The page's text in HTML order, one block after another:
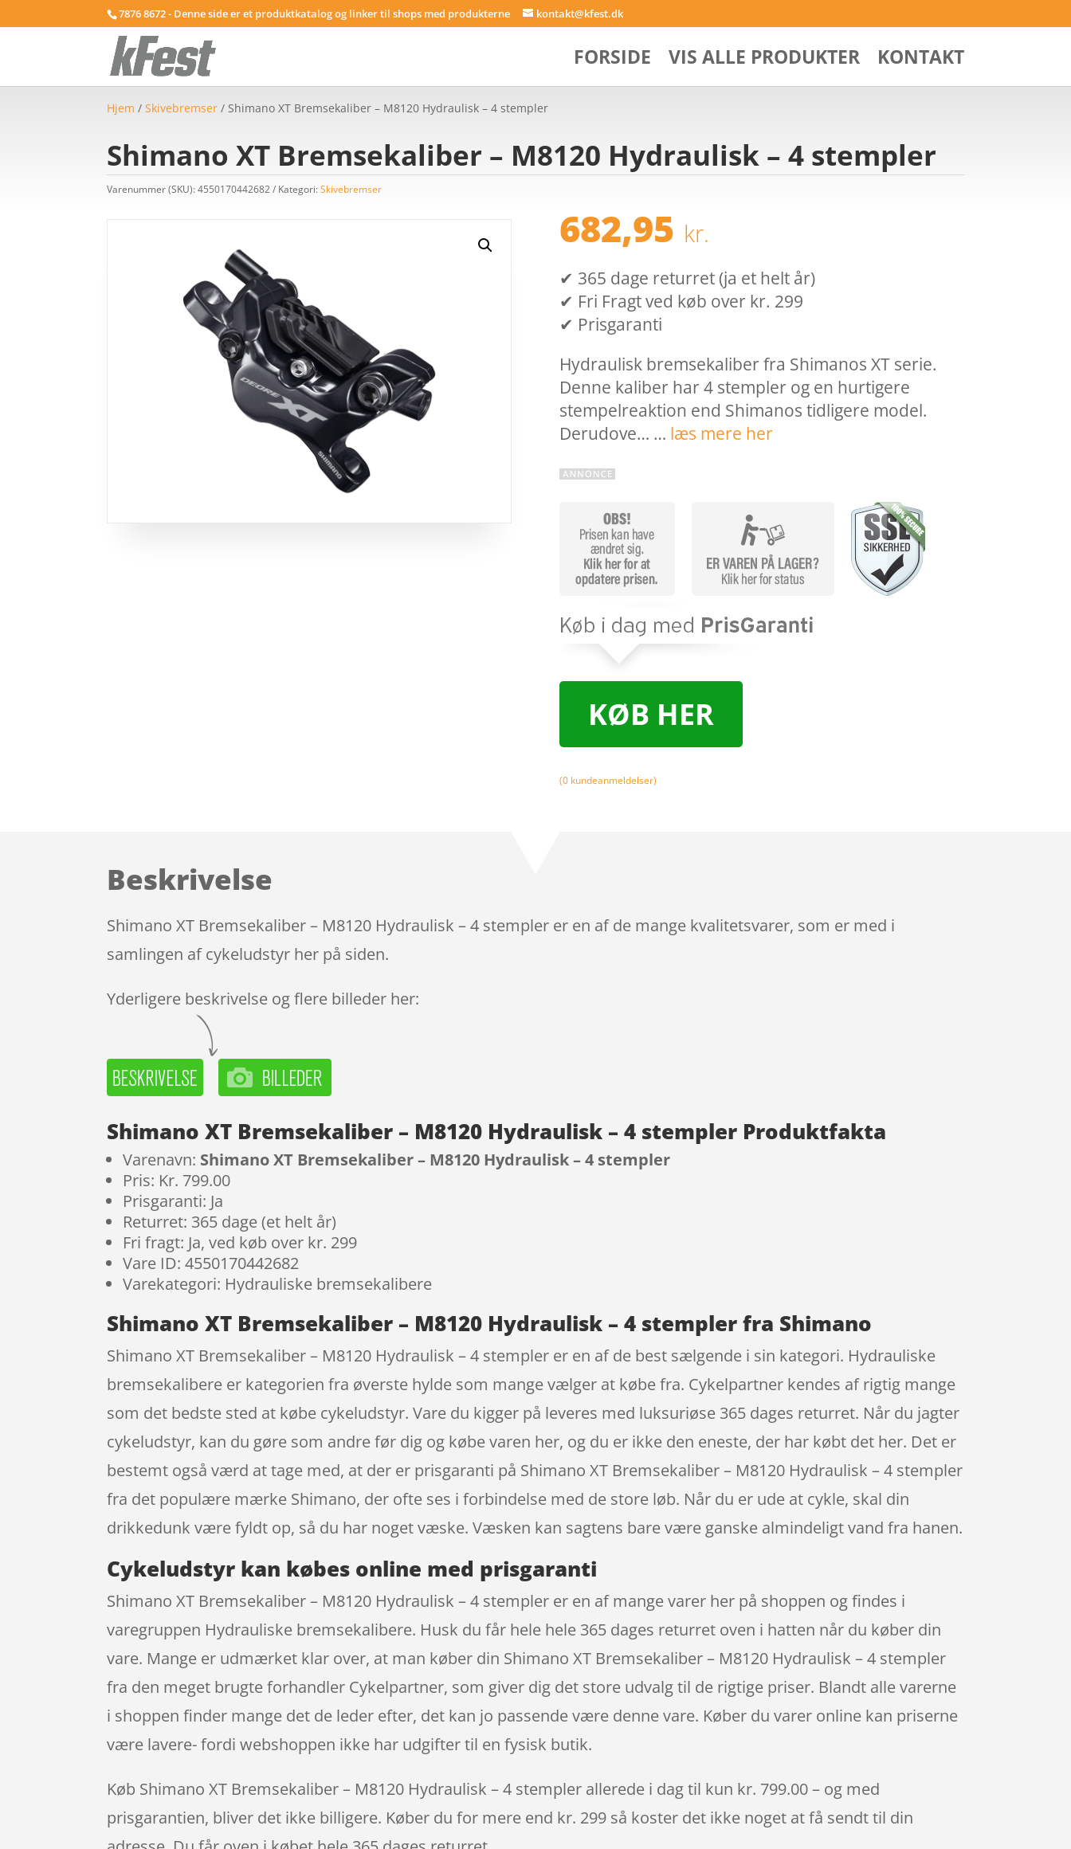
7876 8672 - Denne side er et produktkatalog og linker til shops med produkterne kontakt@kfest.dk
FORSIDE VIS ALLE PRODUKTER KONTAKT
Hjem /Skivebremser / Shimano XT Bremsekaliber – M8120 Hydraulisk – 4 stempler
Shimano XT Bremsekaliber – M8120 Hydraulisk – 4 stempler
Varenummer (SKU):4550170442682 Kategori:Skivebremser
682,95 kr.
✔ 365 dage returret (ja et helt år)
✔ Fri Fragt ved køb over kr. 299
✔ Prisgaranti
Hydraulisk bremsekaliber fra Shimanos XT serie.
Denne kaliber har 4 stempler og en hurtigere
stempelreaktion end Shimanos tidligere model.
Derudove… … læs mere her
KØB HER
(0kundeanmeldelser)
Beskrivelse
Shimano XT Bremsekaliber – M8120 Hydraulisk – 4 stempler er en af de mange kvalitetsvarer, som er med i
samlingen af cykeludstyr her på siden.
Yderligere beskrivelse og flere billeder her:
Shimano XT Bremsekaliber – M8120 Hydraulisk – 4 stempler Produktfakta
Varenavn: Shimano XT Bremsekaliber – M8120 Hydraulisk – 4 stempler
Pris: Kr. 799.00
Prisgaranti: Ja
Returret: 365 dage (et helt år)
Fri fragt: Ja, ved køb over kr. 299
Vare ID: 4550170442682
Varekategori: Hydrauliske bremsekalibere
Shimano XT Bremsekaliber – M8120 Hydraulisk – 4 stempler fra Shimano
Shimano XT Bremsekaliber – M8120 Hydraulisk – 4 stempler er en af de best sælgende i sin kategori. Hydrauliske
bremsekalibere er kategorien fra øverste hylde som mange vælger at købe fra. Cykelpartner kendes af rigtig mange
som det bedste sted at købe cykeludstyr. Vare du kigger på leveres med luksuriøse 365 dages returret. Når du jagter
cykeludstyr, kan du gøre som andre før dig og købe varen her, og du er ikke den eneste, der har købt det her. Det er
bestemt også værd at tage med, at der er prisgaranti på Shimano XT Bremsekaliber – M8120 Hydraulisk – 4 stempler
fra det populære mærke Shimano, der ofte ses i forbindelse med de store løb. Når du er ude at cykle, skal din
drikkedunk være fyldt op, så du har noget væske. Væsken kan sagtens bare være ganske almindeligt vand fra hanen.
Cykeludstyr kan købes online med prisgaranti
Shimano XT Bremsekaliber – M8120 Hydraulisk – 4 stempler er en af mange varer her på shoppen og findes i
varegruppen Hydrauliske bremsekalibere. Husk du får hele hele 365 dages returret oven i hatten når du køber din
vare. Mange er udmærket klar over, at man køber din Shimano XT Bremsekaliber – M8120 Hydraulisk – 4 stempler
fra den meget brugte forhandler Cykelpartner, som giver dig det store udvalg til de rigtige priser. Blandt alle varerne
i shoppen finder mange det de leder efter, det kan jo passende være denne vare. Køber du varer online kan priserne
være lavere- fordi webshoppen ikke har udgifter til en fysisk butik.
Køb Shimano XT Bremsekaliber – M8120 Hydraulisk – 4 stempler allerede i dag til kun kr. 799.00 – og med
prisgarantien, bliver det ikke billigere. Køber du for mere end kr. 299 så koster det ikke noget at få sendt til din